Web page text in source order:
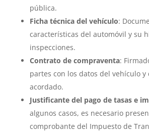
pública.
Ficha técnica del vehículo:
características del automóvil y su
inspecciones.
Contrato de compraventa:
partes con los datos del vehículo y
acordado.
Justificante del pago de tasas e
algunos casos, es necesario
comprobante del Impuesto de